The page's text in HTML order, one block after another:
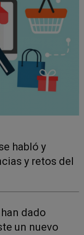
habló y
y retos del
dado
un nuevo